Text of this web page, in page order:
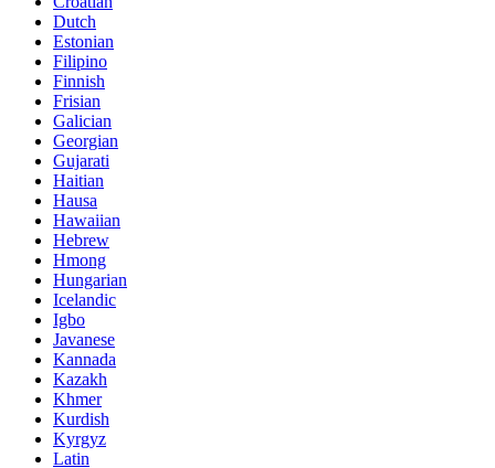
Dutch
Estonian
Filipino
Finnish
Frisian
Galician
Georgian
Gujarati
Haitian
Hausa
Hawaiian
Hebrew
Hmong
Hungarian
Icelandic
Igbo
Javanese
Kannada
Kazakh
Khmer
Kurdish
Kyrgyz
Latin